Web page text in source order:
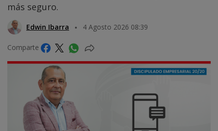
más seguro.
Edwin Ibarra 4 Agosto 2026 08:39
Comparte